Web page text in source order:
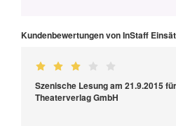
Kundenbewertungen von InStaff
Szenische Lesung am 21.9.2015
Theaterverlag GmbH